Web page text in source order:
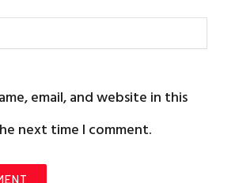
email, and website in this
next time I comment.